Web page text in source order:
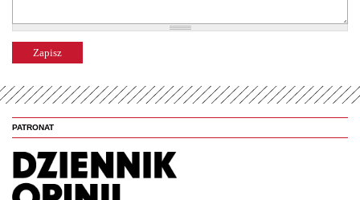
PATRONAT